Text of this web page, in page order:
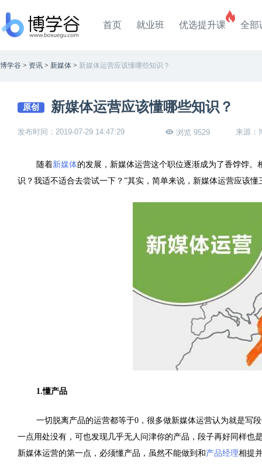
首页 就业班 优选提升课 全部
博学谷 > 资讯 > 新媒体 > 新媒体运营应该懂哪些知识？
原创 新媒体运营应该懂哪些知识？
发布时间：2019-07-29 14:47:29 浏览 9529 来源：
随着新媒体的发展，新媒体运营这个职位逐渐成为了香饽饽
识？我适不适合去尝试一下？”其实，简单来说，新媒体运营应该
1.懂产品
一切脱离产品的运营都等于0，很多做新媒体运营认为就是写
一点用处没有，可也发现几乎无人问津你的产品，段子再好同样也
新媒体运营的第一点，必须懂产品，虽然不能做到和 产品经理相提